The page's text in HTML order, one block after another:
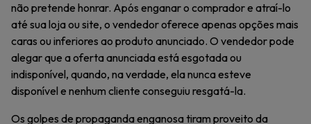
não pretende honrar. Após enganar o comprador e atraí-lo
até sua loja ou site, o vendedor oferece apenas opções mais
caras ou inferiores ao produto anunciado. O vendedor pode
alegar que a oferta anunciada está esgotada ou
indisponível, quando, na verdade, ela nunca esteve
disponível e nenhum cliente conseguiu resgatá-la.
Os golpes de propaganda enganosa tiram proveito da